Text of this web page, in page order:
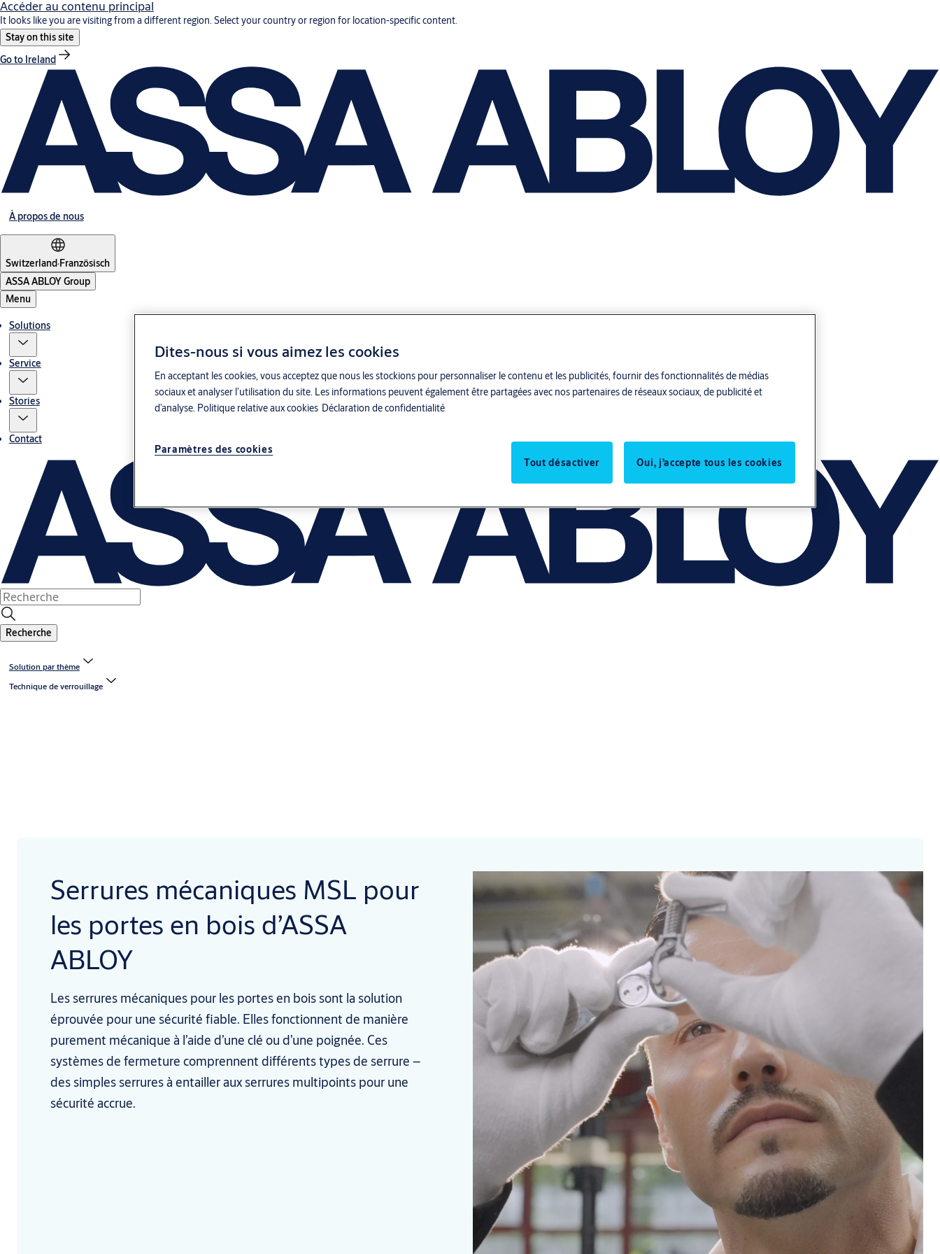
Accéder au contenu principal
It looks like you are visiting from a different region. Select your country or region for location-specific content.
Stay on this site
Go to Ireland
À propos de nous
Switzerland·Französisch
ASSA ABLOY Group
Menu
Solutions
Service
Stories
Contact
Recherche
Solution par thème
Technique de verrouillage
Serrures mécaniques MSL pour
les portes en bois d’ASSA
ABLOY
Les serrures mécaniques pour les portes en bois sont la solution
éprouvée pour une sécurité fiable. Elles fonctionnent de manière
purement mécanique à l’aide d’une clé ou d’une poignée. Ces
systèmes de fermeture comprennent différents types de serrure –
des simples serrures à entailler aux serrures multipoints pour une
sécurité accrue.
Dites-nous si vous aimez les cookies
En acceptant les cookies, vous acceptez que nous les stockions pour personnaliser le contenu et les publicités, fournir des fonctionnalités de médias
sociaux et analyser l’utilisation du site. Les informations peuvent également être partagées avec nos partenaires de réseaux sociaux, de publicité et
d’analyse. Politique relative aux cookies Déclaration de confidentialité
Paramètres des cookies
Tout désactiver
Oui, j’accepte tous les cookies